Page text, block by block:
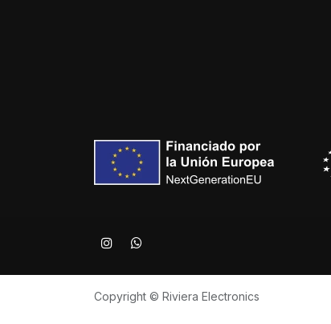
Copyright © Riviera Electronics